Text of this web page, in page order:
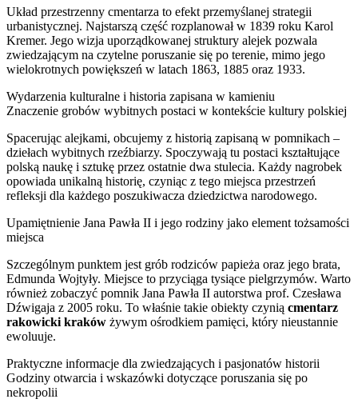
Układ przestrzenny cmentarza to efekt przemyślanej strategii
urbanistycznej. Najstarszą część rozplanował w 1839 roku Karol
Kremer. Jego wizja uporządkowanej struktury alejek pozwala
zwiedzającym na czytelne poruszanie się po terenie, mimo jego
wielokrotnych powiększeń w latach 1863, 1885 oraz 1933.
Wydarzenia kulturalne i historia zapisana w kamieniu
Znaczenie grobów wybitnych postaci w kontekście kultury polskiej
Spacerując alejkami, obcujemy z historią zapisaną w pomnikach –
dziełach wybitnych rzeźbiarzy. Spoczywają tu postaci kształtujące
polską naukę i sztukę przez ostatnie dwa stulecia. Każdy nagrobek
opowiada unikalną historię, czyniąc z tego miejsca przestrzeń
refleksji dla każdego poszukiwacza dziedzictwa narodowego.
Upamiętnienie Jana Pawła II i jego rodziny jako element tożsamości
miejsca
Szczególnym punktem jest grób rodziców papieża oraz jego brata,
Edmunda Wojtyły. Miejsce to przyciąga tysiące pielgrzymów. Warto
również zobaczyć pomnik Jana Pawła II autorstwa prof. Czesława
Dźwigaja z 2005 roku. To właśnie takie obiekty czynią cmentarz
rakowicki kraków żywym ośrodkiem pamięci, który nieustannie
ewoluuje.
Praktyczne informacje dla zwiedzających i pasjonatów historii
Godziny otwarcia i wskazówki dotyczące poruszania się po
nekropolii